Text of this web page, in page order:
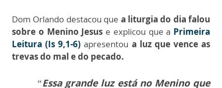
Dom Orlando destacou que a liturgia do dia falou
sobre o Menino Jesus e explicou que a Primeira
Leitura (Is 9,1-6) apresentou a luz que vence as
trevas do mal e do pecado.
“Essa grande luz está no Menino que